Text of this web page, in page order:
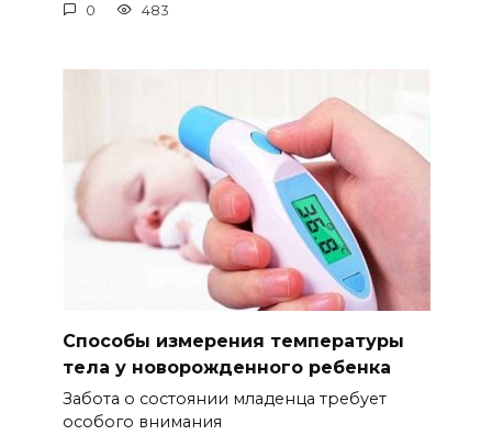
0 483
Способы измерения температуры
тела у новорожденного ребенка
Забота о состоянии младенца требует
особого внимания